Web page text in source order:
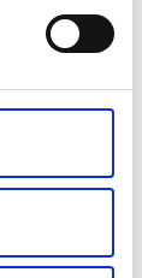
en
närmade
hals över
skall ha
minuter
för